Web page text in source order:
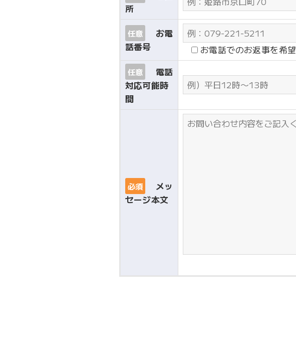
所
任意
お電
話番号
お電話でのお返事を希望
任意
電話
対応可能時
間
必須
メッ
セージ本文